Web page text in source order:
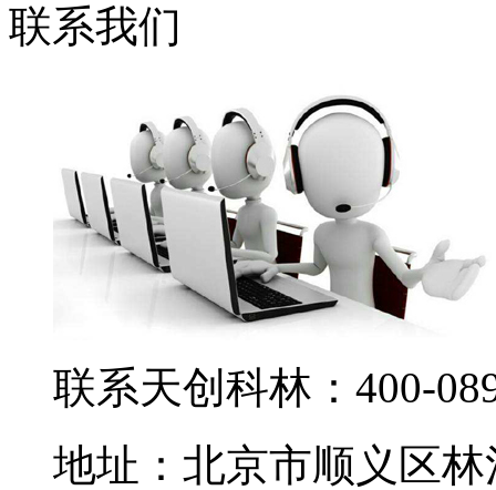
联系我们
联系天创科林：400-
地址：北京市顺义区